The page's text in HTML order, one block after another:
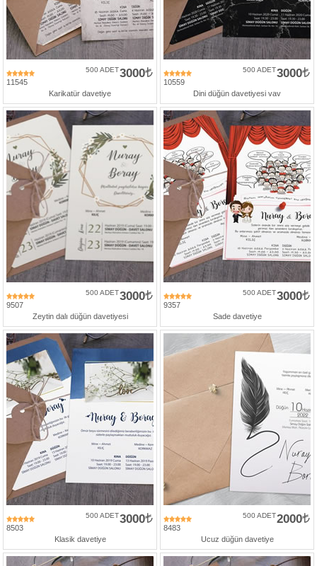
11545
3000
500 ADET
Karikatür davetiye
10559
3000
500 ADET
Dini düğün davetiyesi vav
9507
3000
500 ADET
Zeytin dalı düğün davetiyesi
9357
3000
500 ADET
Sade davetiye
8503
3000
500 ADET
Klasik davetiye
8483
2000
500 ADET
Ucuz düğün davetiye